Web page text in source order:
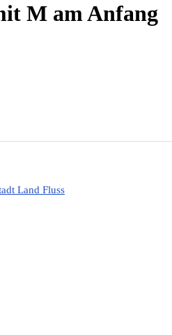
M am Anfang
Land Fluss